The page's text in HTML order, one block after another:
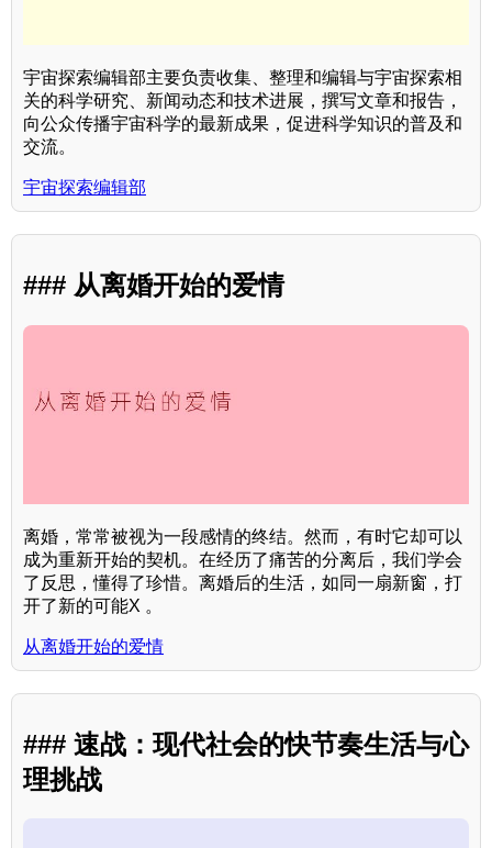
宇宙探索编辑部主要负责收集、整理和编辑与宇宙探索相
关的科学研究、新闻动态和技术进展，撰写文章和报告，
向公众传播宇宙科学的最新成果，促进科学知识的普及和
交流。
宇宙探索编辑部
### 从离婚开始的爱情
离婚，常常被视为一段感情的终结。然而，有时它却可以
成为重新开始的契机。在经历了痛苦的分离后，我们学会
了反思，懂得了珍惜。离婚后的生活，如同一扇新窗，打
开了新的可能X 。
从离婚开始的爱情
### 速战：现代社会的快节奏生活与心
理挑战